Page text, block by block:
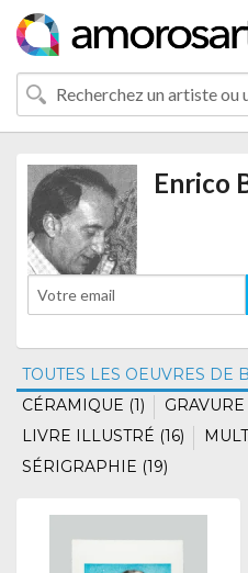
Enrico
TOUTES LES OEUVRES DE
CÉRAMIQUE (1)
LIVRE ILLUSTRÉ (16)
SÉRIGRAPHIE (19)